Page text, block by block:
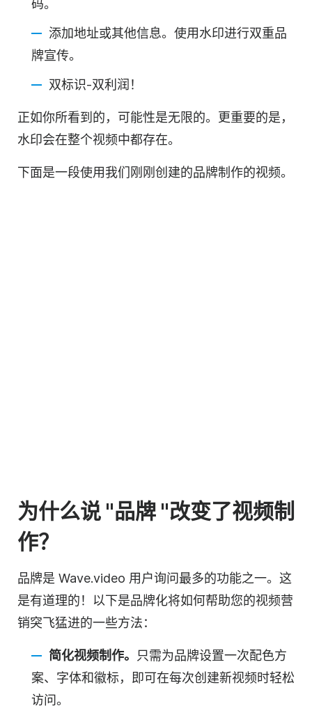
码。
添加地址或其他信息。使用水印进行双重品
牌宣传。
双标识-双利润！
正如你所看到的，可能性是无限的。更重要的是，
水印会在整个视频中都存在。
下面是一段使用我们刚刚创建的品牌制作的视频。
为什么说 "品牌 "改变了视频制
作？
品牌是 Wave.video 用户询问最多的功能之一。这
是有道理的！以下是品牌化将如何帮助您的视频营
销突飞猛进的一些方法：
简化视频制作。 只需为品牌设置一次配色方
案、字体和徽标，即可在每次创建新视频时轻松
访问。